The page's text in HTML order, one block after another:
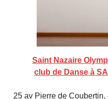
Saint Nazaire
club de Danse à
25 av Pierre de